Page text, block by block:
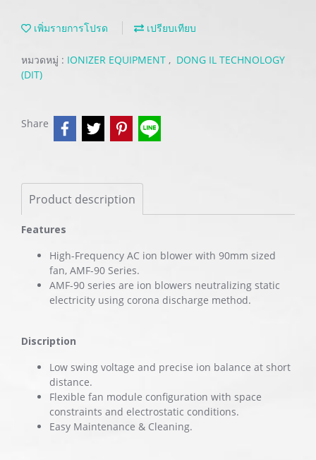
เพิ่มรายการโปรด เปรียบเทียบ
หมวดหมู่ : IONIZER EQUIPMENT , DONG IL TECHNOLOGY
(DIT)
Share
Product description
Features
High-Frequency AC ion blower with 90mm sized
fan, AMF-90 Series.
AMF-90 series are ion blowers neutralizing static
electricity using corona discharge method.
Discription
Low swing voltage and precise ion balance at short
distance.
Flexible fan module configuration with space
constraints and electrostatic conditions.
Easy Maintenance & Cleaning.